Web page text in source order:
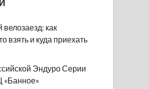
как
взять и куда приехать
Эндуро Серии
«Банное»